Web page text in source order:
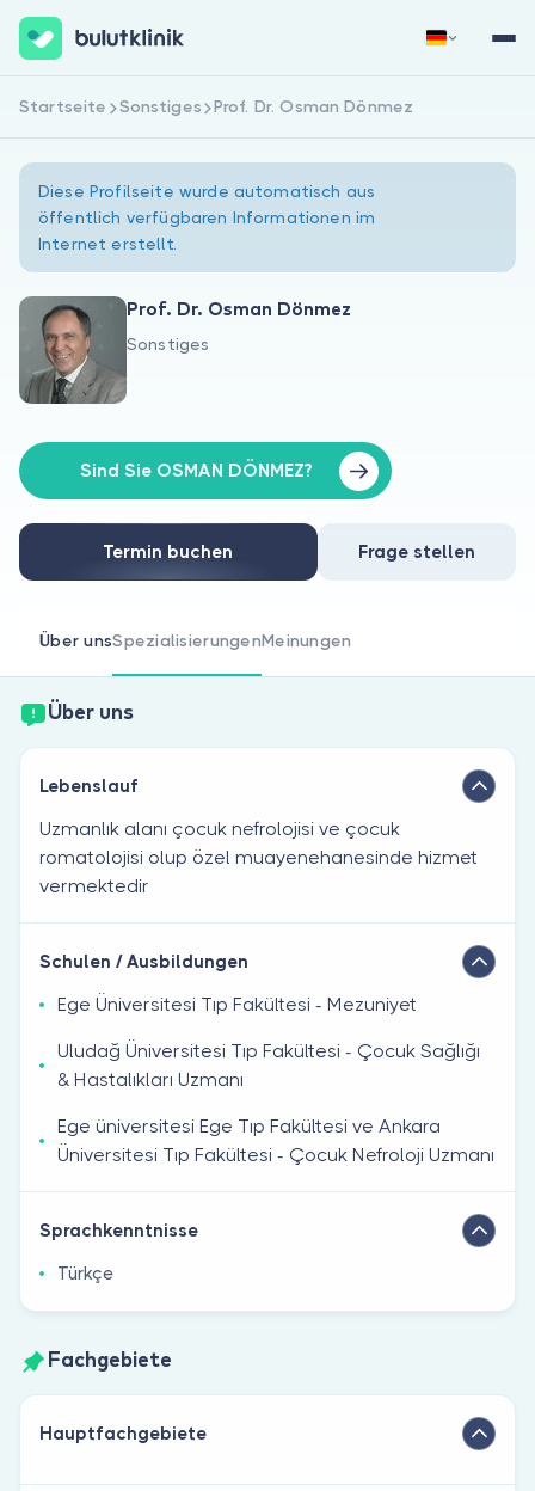
Über uns
Für Patienten
Für Ärzte
Jetzt registrieren Anmelden
Startseite Sonstiges Prof. Dr. Osman Dönmez
Diese Profilseite wurde automatisch aus
öffentlich verfügbaren Informationen im
Internet erstellt.
Prof. Dr. Osman Dönmez
Sonstiges
Sind Sie OSMAN DÖNMEZ?
Termin buchen Frage stellen
Über unsSpezialisierungenMeinungen
Über uns
Lebenslauf
Uzmanlık alanı çocuk nefrolojisi ve çocuk
romatolojisi olup özel muayenehanesinde hizmet
vermektedir
Schulen / Ausbildungen
Ege Üniversitesi Tıp Fakültesi - Mezuniyet
Uludağ Üniversitesi Tıp Fakültesi - Çocuk Sağlığı
& Hastalıkları Uzmanı
Ege üniversitesi Ege Tıp Fakültesi ve Ankara
Üniversitesi Tıp Fakültesi - Çocuk Nefroloji Uzmanı
Sprachkenntnisse
Türkçe
Fachgebiete
Hauptfachgebiete